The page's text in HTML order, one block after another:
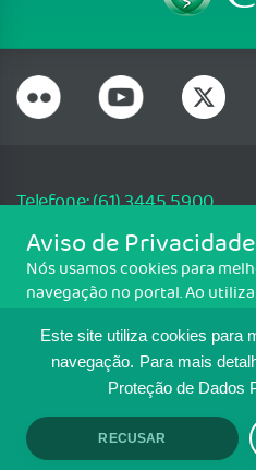
Este site utiliza cookies para
navegação. Para mais
Proteção de Dados
RECUSAR
Telefone: (61) 3445 5900
Email:
SGAS 616, Conjunto D, Lote 115, L2
CNPJ: 33.583.550/0001-30
MAPA DO SITE
TRANSPARÊNCIA E
CONTAS
Aviso de Privacidade
Nós usamos cookies para
navegação no portal. Ao
Para ter mais informações
Política de cookies. Se você